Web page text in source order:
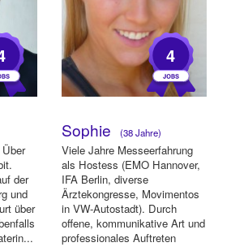
der
und
über
4
Sophie (38 Jahre)
Viele Jahre Messeerfahrung
als Hostess (EMO Hannover,
IFA Berlin, diverse
Ärztekongresse, Movimentos
in VW-Autostadt). Durch
offene, kommunikative Art und
professionales Auftreten